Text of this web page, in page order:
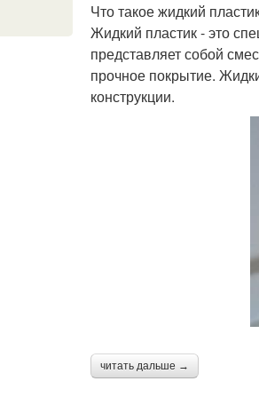
Что такое жидкий
Жидкий пластик - это
представляет собой
прочное покрытие.
конструкции.
читать дальше →